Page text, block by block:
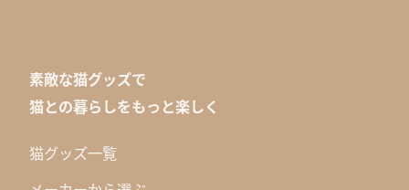
素敵な猫グッズで
猫との暮らしをもっと楽しく
猫グッズ一覧